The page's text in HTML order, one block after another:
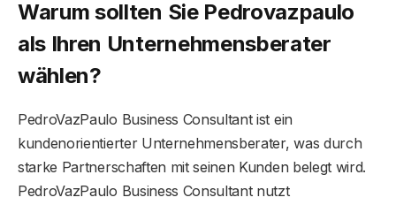
Warum sollten Sie Pedrovazpaulo
als Ihren Unternehmensberater
wählen?
PedroVazPaulo Business Consultant ist ein
kundenorientierter Unternehmensberater, was durch
starke Partnerschaften mit seinen Kunden belegt wird.
PedroVazPaulo Business Consultant nutzt